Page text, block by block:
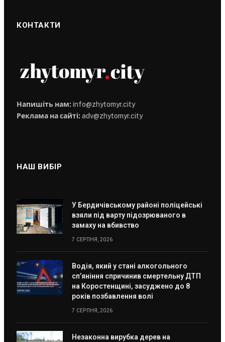
КОНТАКТИ
Напишіть нам: info@zhytomyr.city
Реклама на сайті: adv@zhytomyr.city
НАШ ВИБІР
У Бердичівському районі поліцейські
взяли під варту підозрюваного в
замаху на вбивство
7 СЕРПНЯ, 2026
Водія, який у стані алкогольного
сп’яніння спричинив смертельну ДТП
на Коростенщині, засуджено до 8
років позбавлення волі
7 СЕРПНЯ, 2026
Незаконна вирубка дерев на